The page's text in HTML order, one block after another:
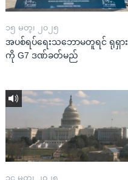
၁၅ မတ္၊ ၂၀၂၅
အပစ်ရပ်ရေးသဘောမတူရင် ရုရှား
ကို G7 ဒဏ်ခတ်မည်
၁၄ မတ္၊ ၂၀၂၅